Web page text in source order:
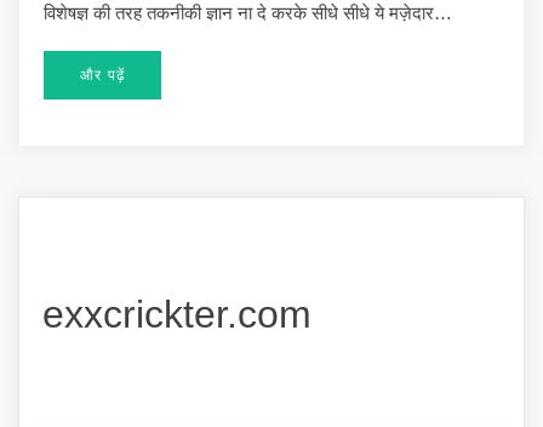
विशेषज्ञ की तरह तकनीकी ज्ञान ना दे करके सीधे सीधे ये मज़ेदार…
और पढ़ें
exxcrickter.com